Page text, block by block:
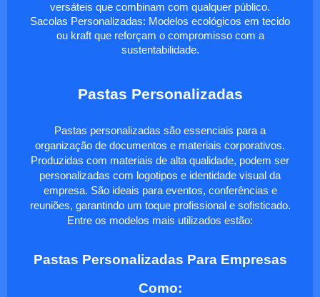
versáteis que combinam com qualquer público.
Sacolas Personalizadas: Modelos ecológicos em tecido
ou kraft que reforçam o compromisso com a
sustentabilidade.
Pastas Personalizadas
Pastas personalizadas são essenciais para a
organização de documentos e materiais corporativos.
Produzidas com materiais de alta qualidade, podem ser
personalizadas com logotipos e identidade visual da
empresa. São ideais para eventos, conferências e
reuniões, garantindo um toque profissional e sofisticado.
Entre os modelos mais utilizados estão:
Pastas Personalizadas Para Empresas
Como: